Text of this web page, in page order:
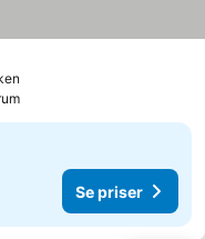
Se priser